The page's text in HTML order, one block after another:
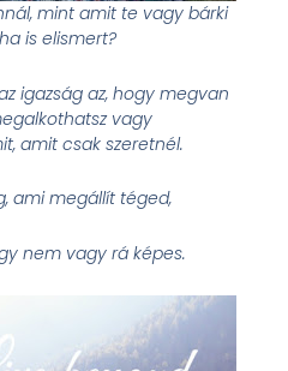
mint amit te vagy bárki
is elismert?
igazság az, hogy megvan
vagy
amit csak szeretnél.
ami megállít téged,
nem vagy rá képes.